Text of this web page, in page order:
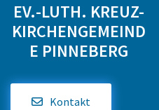
EV.-LUTH. KREUZ-
KIRCHENGEMEIND
E PINNEBERG
Kontakt